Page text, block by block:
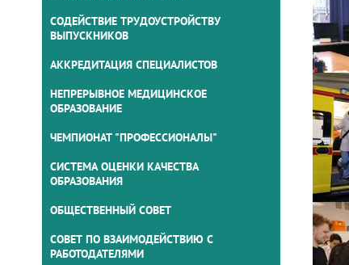
СОДЕЙСТВИЕ ТРУДОУСТРОЙСТВУ
ВЫПУСКНИКОВ
АККРЕДИТАЦИЯ СПЕЦИАЛИСТОВ
НЕПРЕРЫВНОЕ МЕДИЦИНСКОЕ
ОБРАЗОВАНИЕ
ЧЕМПИОНАТ "ПРОФЕССИОНАЛЫ"
СИСТЕМА ОЦЕНКИ КАЧЕСТВА
ОБРАЗОВАНИЯ
ОБЩЕСТВЕННЫЙ СОВЕТ
СОВЕТ ПО ВЗАИМОДЕЙСТВИЮ С
РАБОТОДАТЕЛЯМИ